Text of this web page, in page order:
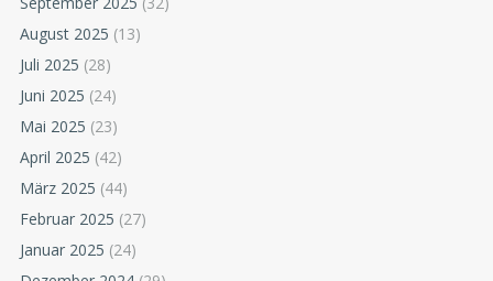
August 2025 (13)
Juli 2025 (28)
Juni 2025 (24)
Mai 2025 (23)
April 2025 (42)
März 2025 (44)
Februar 2025 (27)
Januar 2025 (24)